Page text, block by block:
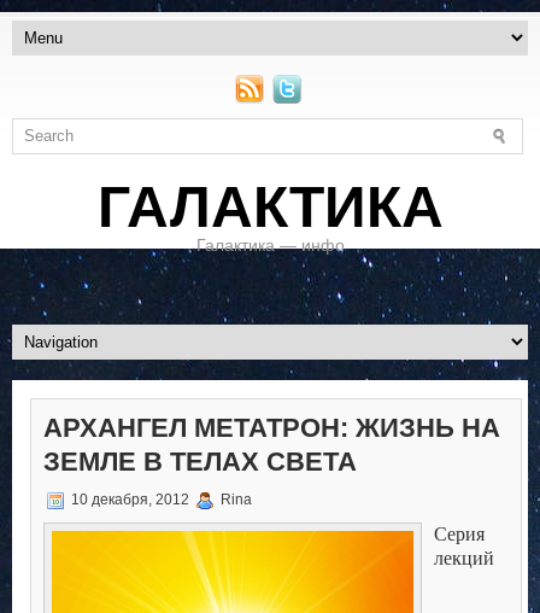
ГАЛАКТИКА
Галактика — инфо
АРХАНГЕЛ МЕТАТРОН: ЖИЗНЬ НА
ЗЕМЛЕ В ТЕЛАХ СВЕТА
10 декабря, 2012 Rina
Серия
лекций